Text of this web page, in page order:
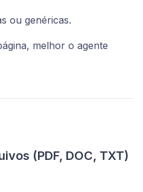
ou genéricas.
melhor o agente
(PDF, DOC, TXT)